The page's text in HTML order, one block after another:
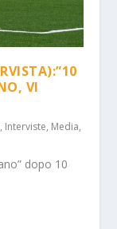
VI
, Interviste, Media,
dopo 10